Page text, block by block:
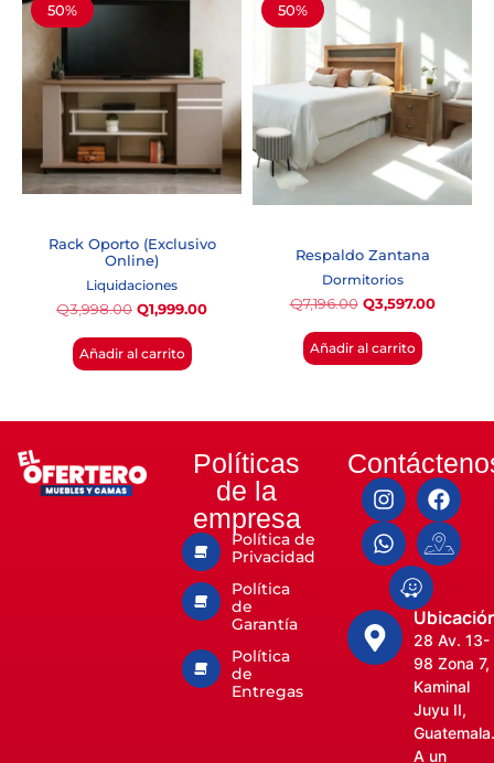
50%
Rack Oporto (Exclusivo
Online)
Liquidaciones
Q3,998.00 Q1,999.00
Añadir al carrito
50%
Respaldo Zantana
Dormitorios
Q7,196.00 Q3,597.00
Añadir al carrito
Políticas
de la
empresa
Política de
Privacidad
Política
de
Garantía
Política
de
Entregas
28 Av. 13-
98 Zona 7,
Kaminal
Juyu II,
Guatemala.
A un